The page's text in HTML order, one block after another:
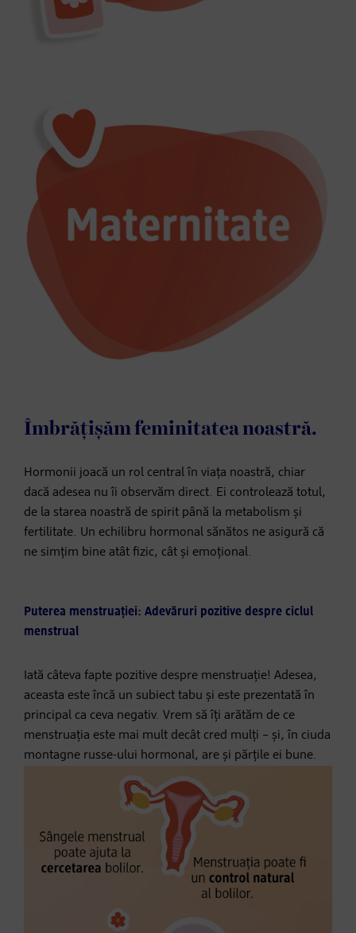
Îmbrățișăm feminitatea noastră.
Hormonii joacă un rol central în viața noastră, chiar
dacă adesea nu îi observăm direct. Ei controlează totul,
de la starea noastră de spirit până la metabolism și
fertilitate. Un echilibru hormonal sănătos ne asigură că
ne simțim bine atât fizic, cât și emoțional.
Puterea menstruației: Adevăruri pozitive despre ciclul
menstrual
Iată câteva fapte pozitive despre menstruație! Adesea,
aceasta este încă un subiect tabu și este prezentată în
principal ca ceva negativ. Vrem să îți arătăm de ce
menstruația este mai mult decât cred mulți – și, în ciuda
montagne russe-ului hormonal, are și părțile ei bune.